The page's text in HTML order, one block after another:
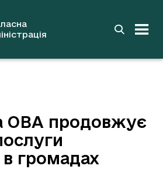
ОВА продовжує
громадах